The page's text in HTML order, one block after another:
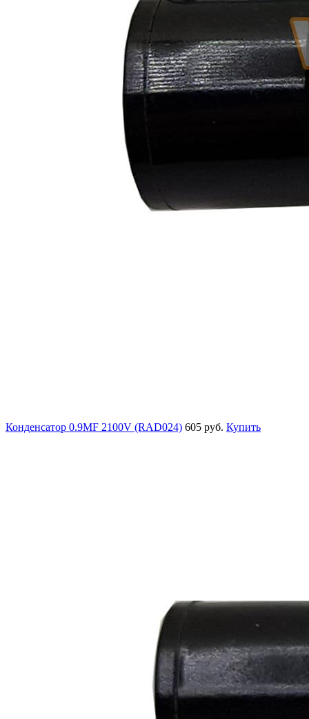
Конденсатор 0.9MF 2100V (RAD024) 605 руб. Купить